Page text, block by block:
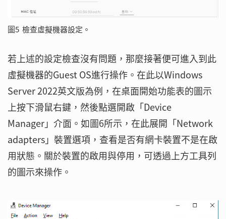
圖5 檢查虛擬機器設定。
若上述的設定檢查沒有問題，那麼接著便可進入到此
虛擬機器的Guest OS進行操作。在此以Windows
Server 2022英文版為例，在桌面開始功能表的圖示
上按下滑鼠右鍵，然後點選開啟「Device
Manager」介面。如圖6所示，在此展開「Network
adapters」裝置選項，查看是否有網卡裝置不是在啟
用狀態。關於裝置的啟用與停用，可透過上方工具列
的圖示來操作。